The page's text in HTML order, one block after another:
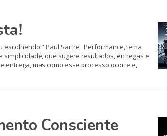
escolhendo." Paul Sartre Performance, tema
que sugere resultados, entregas e
entrega, mas como esse processo ocorre e,
Consciente